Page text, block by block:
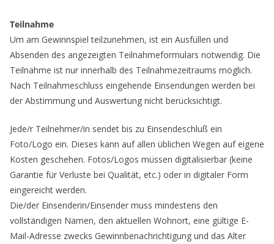
Teilnahme
Um am Gewinnspiel teilzunehmen, ist ein Ausfüllen und
Absenden des angezeigten Teilnahmeformulars notwendig. Die
Teilnahme ist nur innerhalb des Teilnahmezeitraums möglich.
Nach Teilnahmeschluss eingehende Einsendungen werden bei
der Abstimmung und Auswertung nicht berücksichtigt.
Jede/r Teilnehmer/in sendet bis zu Einsendeschluß ein
Foto/Logo ein. Dieses kann auf allen üblichen Wegen auf eigene
Kosten geschehen. Fotos/Logos müssen digitalisierbar (keine
Garantie für Verluste bei Qualität, etc.) oder in digitaler Form
eingereicht werden.
Die/der Einsenderin/Einsender muss mindestens den
vollständigen Namen, den aktuellen Wohnort, eine gültige E-
Mail-Adresse zwecks Gewinnbenachrichtigung und das Alter